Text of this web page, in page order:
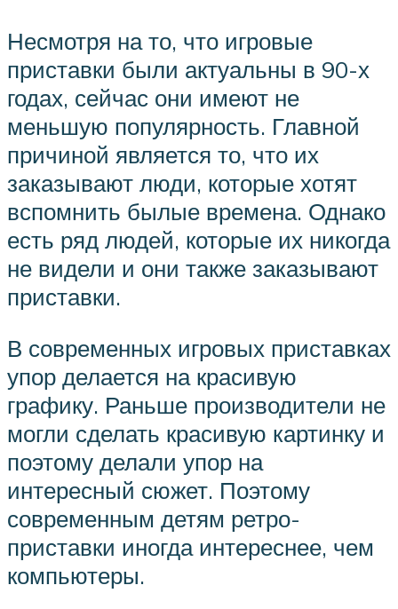
Несмотря на то, что игровые
приставки были актуальны в 90-х
годах, сейчас они имеют не
меньшую популярность. Главной
причиной является то, что их
заказывают люди, которые хотят
вспомнить былые времена. Однако
есть ряд людей, которые их никогда
не видели и они также заказывают
приставки.
В современных игровых приставках
упор делается на красивую
графику. Раньше производители не
могли сделать красивую картинку и
поэтому делали упор на
интересный сюжет. Поэтому
современным детям ретро-
приставки иногда интереснее, чем
компьютеры.